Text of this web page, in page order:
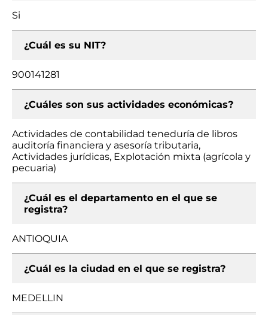
Si
¿Cuál es su NIT?
900141281
¿Cuáles son sus actividades económicas?
Actividades de contabilidad teneduría de libros
auditoría financiera y asesoría tributaria,
Actividades jurídicas, Explotación mixta (agrícola y
pecuaria)
¿Cuál es el departamento en el que se
registra?
ANTIOQUIA
¿Cuál es la ciudad en el que se registra?
MEDELLIN